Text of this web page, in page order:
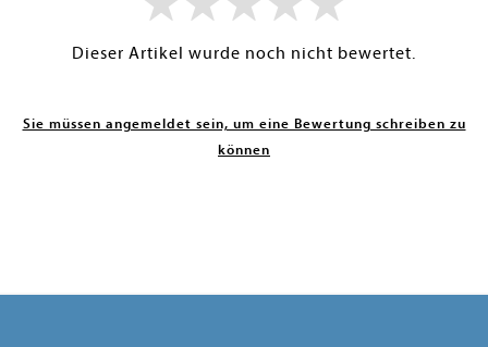
Dieser Artikel wurde noch nicht bewertet.
Sie müssen angemeldet sein, um eine Bewertung schreiben zu
können